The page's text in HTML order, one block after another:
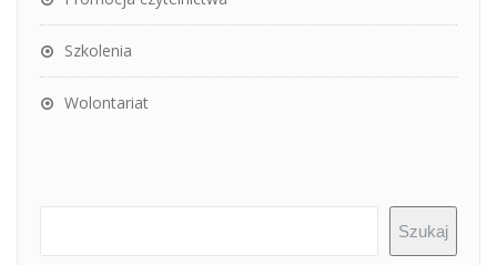
Szkolenia
Wolontariat
Szukaj